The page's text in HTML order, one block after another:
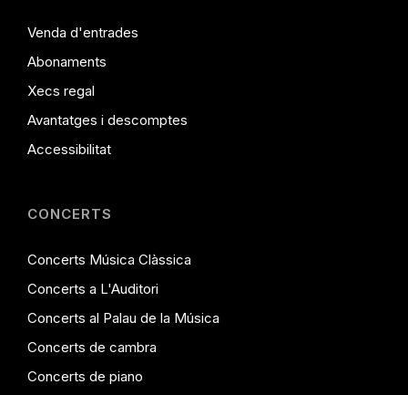
Venda d'entrades
Abonaments
Xecs regal
Avantatges i descomptes
Accessibilitat
CONCERTS
Concerts Música Clàssica
Concerts a L'Auditori
Concerts al Palau de la Música
Concerts de cambra
Concerts de piano